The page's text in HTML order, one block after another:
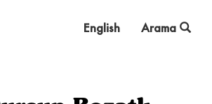
Arama
English